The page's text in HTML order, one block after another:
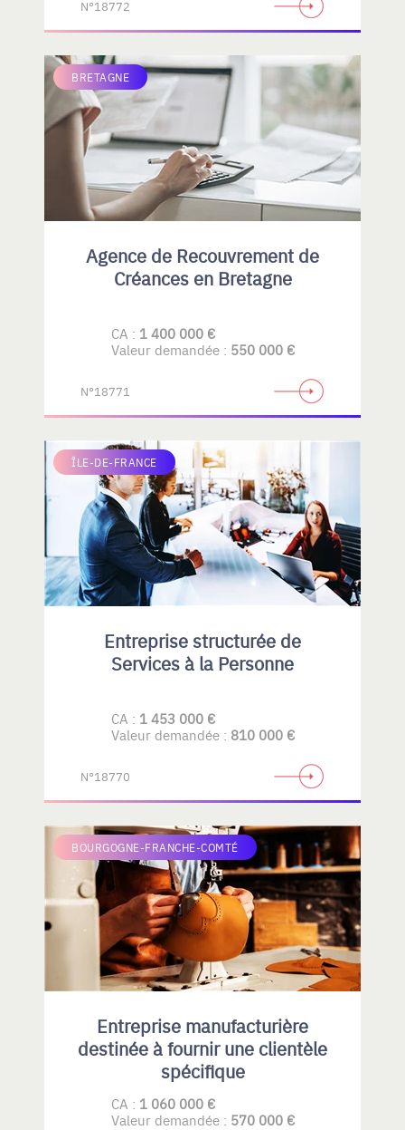
N°18772
BRETAGNE
Agence de Recouvrement de
Créances en Bretagne
CA : 1 400 000 €
Valeur demandée : 550 000 €
N°18771
ÎLE-DE-FRANCE
Entreprise structurée de
Services à la Personne
CA : 1 453 000 €
Valeur demandée : 810 000 €
N°18770
BOURGOGNE-FRANCHE-COMTÉ
Entreprise manufacturière
destinée à fournir une clientèle
spécifique
CA : 1 060 000 €
Valeur demandée : 570 000 €